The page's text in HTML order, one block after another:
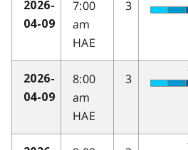
2026-
04-09
7:00
am
HAE
3
2026-
04-09
8:00
am
HAE
3